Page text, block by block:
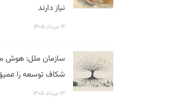
نیاز دارند
۱۴ مرداد ۱۴۰۵
سازمان ملل: هوش
شکاف توسعه را
۱۳ مرداد ۱۴۰۵